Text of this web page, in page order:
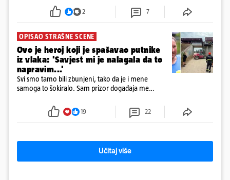
poslovanje nekretninama, a od osnutka nema
2 7
OPISAO STRAŠNE SCENE
Ovo je heroj koji je spašavao putnike
iz vlaka: 'Savjest mi je nalagala da to
napravim...'
Svi smo tamo bili zbunjeni, tako da je i mene
samoga to šokiralo. Sam prizor događaja me
19 22
Učitaj više